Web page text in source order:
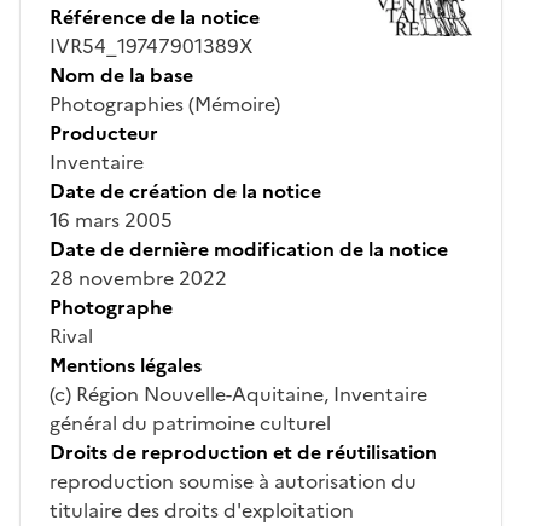
Référence de la notice
IVR54_19747901389X
Nom de la base
Photographies (Mémoire)
Producteur
Inventaire
Date de création de la notice
16 mars 2005
Date de dernière modification de la notice
28 novembre 2022
Photographe
Rival
Mentions légales
(c) Région Nouvelle-Aquitaine, Inventaire
général du patrimoine culturel
Droits de reproduction et de réutilisation
reproduction soumise à autorisation du
titulaire des droits d'exploitation